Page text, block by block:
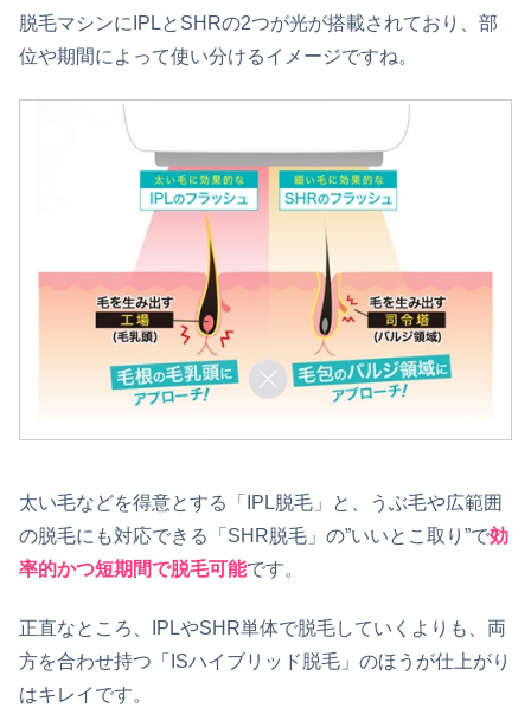
脱毛マシンにIPLとSHRの2つが光が搭載されており、部
位や期間によって使い分けるイメージですね。
太い毛などを得意とする「IPL脱毛」と、うぶ毛や広範囲
の脱毛にも対応できる「SHR脱毛」の”いいとこ取り”で効
率的かつ短期間で脱毛可能です。
正直なところ、IPLやSHR単体で脱毛していくよりも、両
方を合わせ持つ「ISハイブリッド脱毛」のほうが仕上がり
はキレイです。